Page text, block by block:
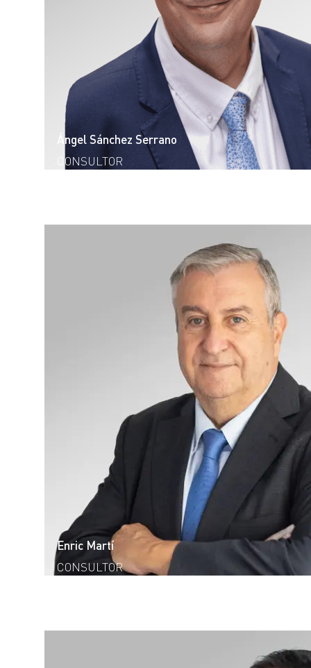
Ángel Sánchez Serrano
CONSULTOR
Enric Martí
CONSULTOR